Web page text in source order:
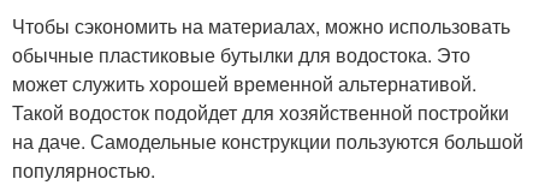
Чтобы сэкономить на материалах, можно использовать
обычные пластиковые бутылки для водостока. Это
может служить хорошей временной альтернативой.
Такой водосток подойдет для хозяйственной постройки
на даче. Самодельные конструкции пользуются большой
популярностью.